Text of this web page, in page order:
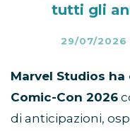
tutti gli
29/07/2026
Marvel Studios
Comic-Con 2026
di anticipazioni,